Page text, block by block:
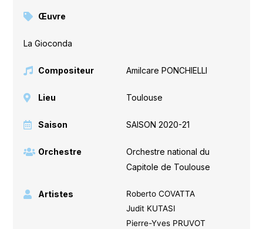
Œuvre
La Gioconda
Compositeur Amilcare PONCHIELLI
Lieu Toulouse
Saison SAISON 2020-21
Orchestre
Orchestre national du
Capitole de Toulouse
Artistes
Roberto COVATTA
Judit KUTASI
Pierre-Yves PRUVOT